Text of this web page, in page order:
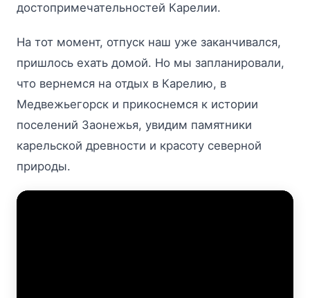
достопримечательностей Карелии.
На тот момент, отпуск наш уже заканчивался,
пришлось ехать домой. Но мы запланировали,
что вернемся на отдых в Карелию, в
Медвежьегорск и прикоснемся к истории
поселений Заонежья, увидим памятники
карельской древности и красоту северной
природы.